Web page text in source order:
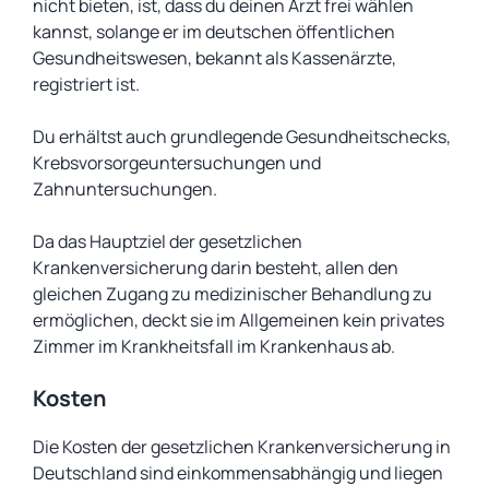
nicht bieten, ist, dass du deinen Arzt frei wählen
kannst, solange er im deutschen öffentlichen
Gesundheitswesen, bekannt als Kassenärzte,
registriert ist.
Du erhältst auch grundlegende Gesundheitschecks,
Krebsvorsorgeuntersuchungen und
Zahnuntersuchungen.
Da das Hauptziel der gesetzlichen
Krankenversicherung darin besteht, allen den
gleichen Zugang zu medizinischer Behandlung zu
ermöglichen, deckt sie im Allgemeinen kein privates
Zimmer im Krankheitsfall im Krankenhaus ab.
Kosten
Die Kosten der gesetzlichen Krankenversicherung in
Deutschland sind einkommensabhängig und liegen